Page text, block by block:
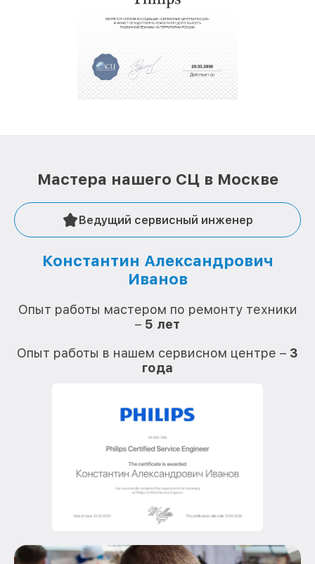
полной сохранности и бесплатно.
За годы своей деятельности мы получали только
репутацию. Мы постоянно совершенствуемся и
стараемся каждый день делать наш сервис еще
Мастера нашего СЦ в Москве
Ведущий сервисный инженер
Константин Александрович
Иванов
Опыт работы мастером по ремонту техники
– 5 лет
Опыт работы в нашем сервисном центре – 3
года